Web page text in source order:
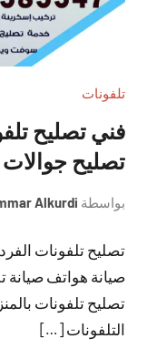
تلفونات
تصليح
بواسطة Alkurdi
تصليح تلفونات
صيانة هواتف صيانة
تصليح تلفونات
التلفونات […]